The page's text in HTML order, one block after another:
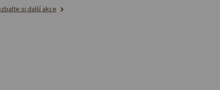
si další akce